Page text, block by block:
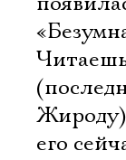
Жироду)
его